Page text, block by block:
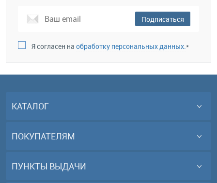
Подписаться
Я согласен на обработку персональных данных. *
КАТАЛОГ
ПОКУПАТЕЛЯМ
ПУНКТЫ ВЫДАЧИ